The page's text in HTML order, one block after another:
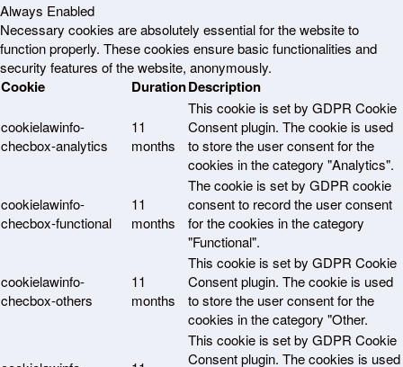
Always Enabled
Necessary cookies are absolutely essential for the website to
function properly. These cookies ensure basic functionalities and
security features of the website, anonymously.
Cookie DurationDescription
cookielawinfo-
checbox-analytics
11
months
This cookie is set by GDPR Cookie
Consent plugin. The cookie is used
to store the user consent for the
cookies in the category "Analytics".
cookielawinfo-
checbox-functional
11
months
The cookie is set by GDPR cookie
consent to record the user consent
for the cookies in the category
"Functional".
cookielawinfo-
checbox-others
11
months
This cookie is set by GDPR Cookie
Consent plugin. The cookie is used
to store the user consent for the
cookies in the category "Other.
This cookie is set by GDPR Cookie
Consent plugin. The cookies is used